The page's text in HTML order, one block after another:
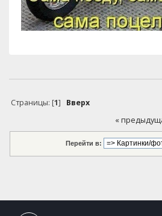
Страницы: [1] Вверх
«
Перейти в: